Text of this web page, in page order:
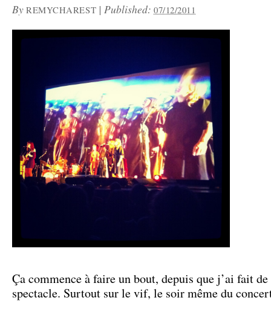
By REMYCHAREST |Published:07/12/2011
Ça commence à faire un bout, depuis que j’ai fait
spectacle. Surtout sur le vif, le soir même du